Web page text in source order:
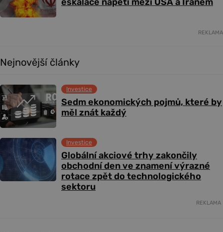
REKLAMA
Nejnovější články
Sedm ekonomických pojmů, které by
měl znát každý
Investice
Globální akciové trhy zakončily
obchodní den ve znamení výrazné
rotace zpět do technologického
sektoru
Investice
REKLAMA